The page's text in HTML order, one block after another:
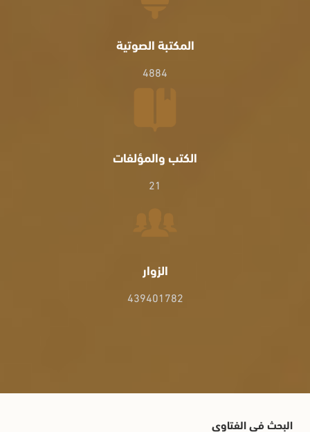
المكتبة الصوتية
4884
الكتب والمؤلفات
21
الزوار
439401782
البحث في الفتاوى